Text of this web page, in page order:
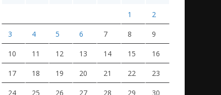
1 2
3 4 5 6 7 8 9
10 11 12 13 14 15 16
17 18 19 20 21 22 23
24 25 26 27 28 29 30